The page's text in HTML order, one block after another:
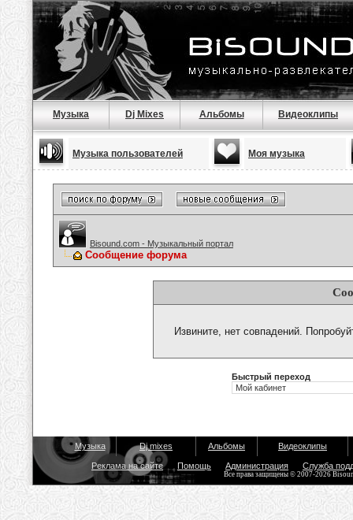
Музыка Dj Mixes Альбомы Видеоклипы
Музыка пользователей Моя музыка
Bisound.com - Музыкальный портал
Сообщение форума
Извините, нет совпадений.
Быстрый переход
Музыка Dj mixes Альбомы Видеоклипы
Реклама на сайте Помощь Администрация Служба
Все права защищены © 2007-2026